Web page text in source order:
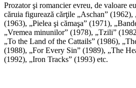
Prozator şi romancier evreu, de valoare
căruia figurează cărţile „Aschan”
(1963), „Pielea şi cămaşa” (1971),
„Vremea minunilor” (1978), „Tzili”
„To the Land of the Cattails” (1986),
(1988), „For Every Sin” (1989), „The
(1992), „Iron Tracks” (1993) etc.